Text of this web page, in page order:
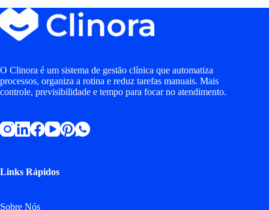
O Clinora é um sistema de gestão clínica que automatiza
processos, organiza a rotina e reduz tarefas manuais. Mais
controle, previsibilidade e tempo para focar no atendimento.
Links Rápidos
Sobre Nós